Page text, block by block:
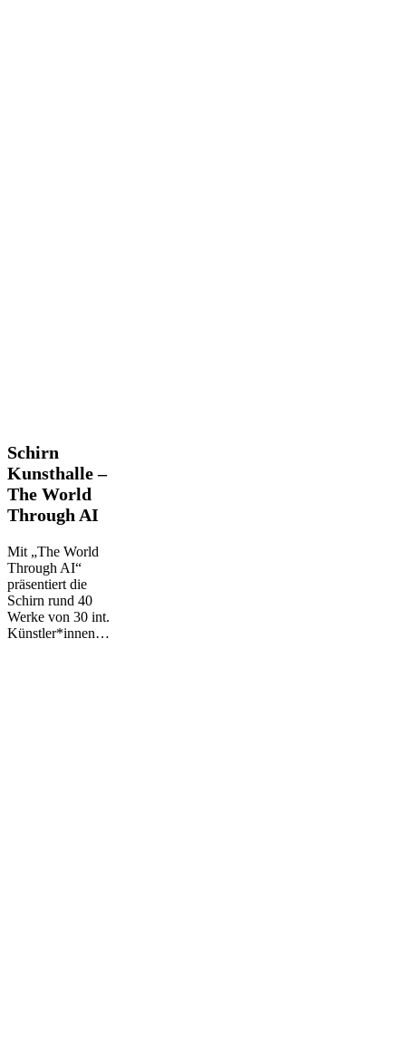
Schirn
Kunsthalle
–
The
World
AI
Schirn
Kunsthalle –
The World
Through AI
Mit „The World
Through AI“
präsentiert die
Schirn rund 40
Werke von 30 int.
Künstler*innen…